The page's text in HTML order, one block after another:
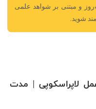
و مبتنی بر شواهد علمی
شوید.
لاپراسکوپی | مدت